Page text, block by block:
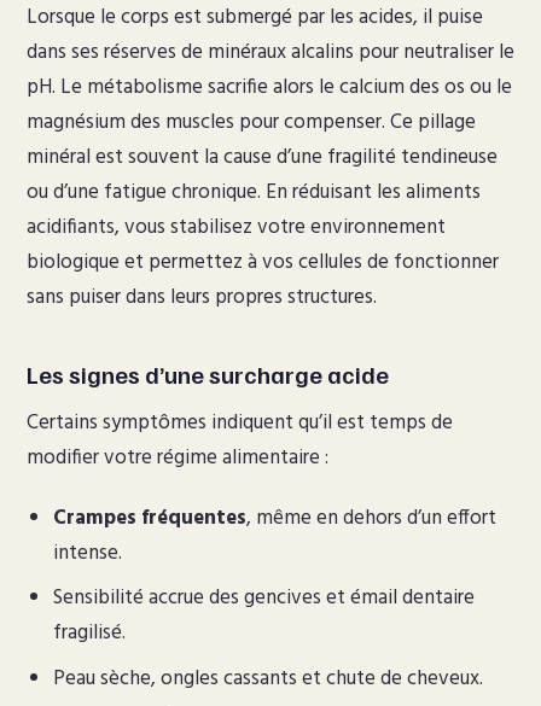
Lorsque le corps est submergé par les acides, il puise
dans ses réserves de minéraux alcalins pour neutraliser le
pH. Le métabolisme sacrifie alors le calcium des os ou le
magnésium des muscles pour compenser. Ce pillage
minéral est souvent la cause d’une fragilité tendineuse
ou d’une fatigue chronique. En réduisant les aliments
acidifiants, vous stabilisez votre environnement
biologique et permettez à vos cellules de fonctionner
sans puiser dans leurs propres structures.
Les signes d’une surcharge acide
Certains symptômes indiquent qu’il est temps de
modifier votre régime alimentaire :
Crampes fréquentes, même en dehors d’un effort
intense.
Sensibilité accrue des gencives et émail dentaire
fragilisé.
Peau sèche, ongles cassants et chute de cheveux.